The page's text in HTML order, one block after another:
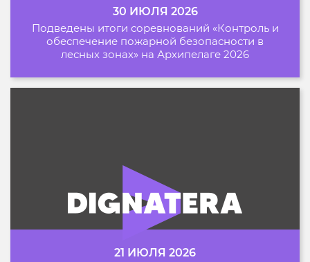
30 ИЮЛЯ 2026
Подведены итоги соревнований «Контроль и
обеспечение пожарной безопасности в
лесных зонах» на Архипелаге 2026
21 ИЮЛЯ 2026